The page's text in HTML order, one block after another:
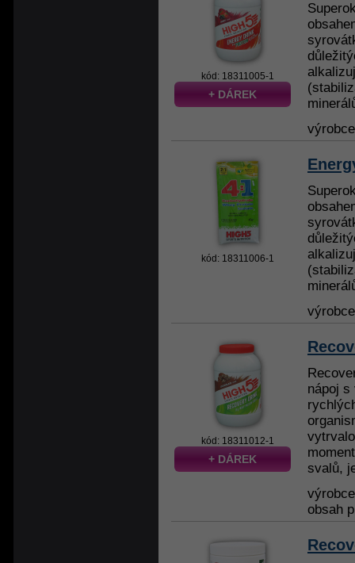
kód: 18311005-1
+ DÁREK
kód: 18311006-1
kód: 18311012-1
+ DÁREK
nápoj
svalů,
obsah